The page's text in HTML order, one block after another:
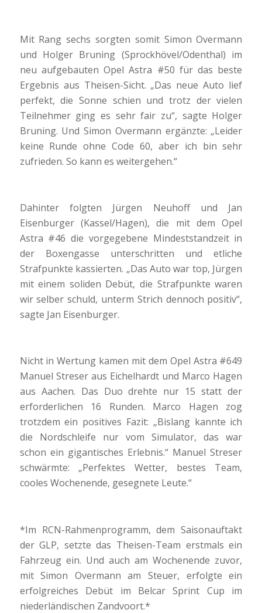
Mit Rang sechs sorgten somit Simon Overmann
und Holger Bruning (Sprockhövel/Odenthal) im
neu aufgebauten Opel Astra #50 für das beste
Ergebnis aus Theisen-Sicht. „Das neue Auto lief
perfekt, die Sonne schien und trotz der vielen
Teilnehmer ging es sehr fair zu“, sagte Holger
Bruning. Und Simon Overmann ergänzte: „Leider
keine Runde ohne Code 60, aber ich bin sehr
zufrieden. So kann es weitergehen.“
Dahinter folgten Jürgen Neuhoff und Jan
Eisenburger (Kassel/Hagen), die mit dem Opel
Astra #46 die vorgegebene Mindeststandzeit in
der Boxengasse unterschritten und etliche
Strafpunkte kassierten. „Das Auto war top, Jürgen
mit einem soliden Debüt, die Strafpunkte waren
wir selber schuld, unterm Strich dennoch positiv“,
sagte Jan Eisenburger.
Nicht in Wertung kamen mit dem Opel Astra #649
Manuel Streser aus Eichelhardt und Marco Hagen
aus Aachen. Das Duo drehte nur 15 statt der
erforderlichen 16 Runden. Marco Hagen zog
trotzdem ein positives Fazit: „Bislang kannte ich
die Nordschleife nur vom Simulator, das war
schon ein gigantisches Erlebnis.“ Manuel Streser
schwärmte: „Perfektes Wetter, bestes Team,
cooles Wochenende, gesegnete Leute.“
*Im RCN-Rahmenprogramm, dem Saisonauftakt
der GLP, setzte das Theisen-Team erstmals ein
Fahrzeug ein. Und auch am Wochenende zuvor,
mit Simon Overmann am Steuer, erfolgte ein
erfolgreiches Debüt im Belcar Sprint Cup im
niederländischen Zandvoort.*